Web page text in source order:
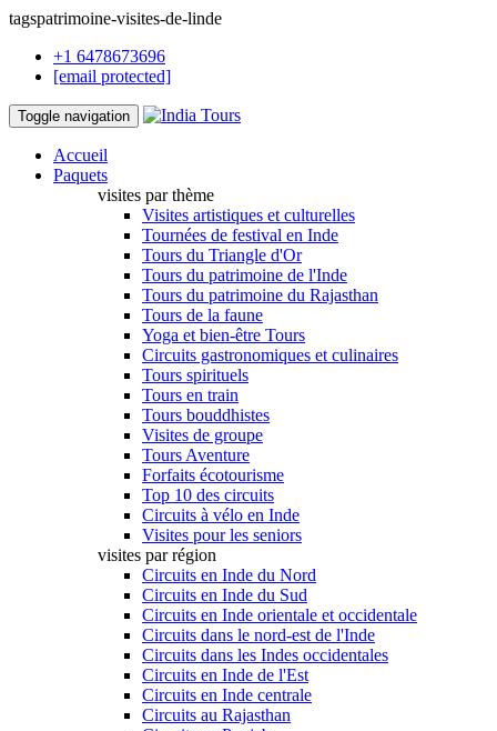
tagspatrimoine-visites-de-linde
+1 6478673696
[email protected]
Toggle navigation
Accueil
Paquets
visites par thème
Visites artistiques et culturelles
Tournées de festival en Inde
Tours du Triangle d'Or
Tours du patrimoine de l'Inde
Tours du patrimoine du Rajasthan
Tours de la faune
Yoga et bien-être Tours
Circuits gastronomiques et culinaires
Tours spirituels
Tours en train
Tours bouddhistes
Visites de groupe
Tours Aventure
Forfaits écotourisme
Top 10 des circuits
Circuits à vélo en Inde
Visites pour les seniors
visites par région
Circuits en Inde du Nord
Circuits en Inde du Sud
Circuits en Inde orientale et occidentale
Circuits dans le nord-est de l'Inde
Circuits dans les Indes occidentales
Circuits en Inde de l'Est
Circuits en Inde centrale
Circuits au Rajasthan